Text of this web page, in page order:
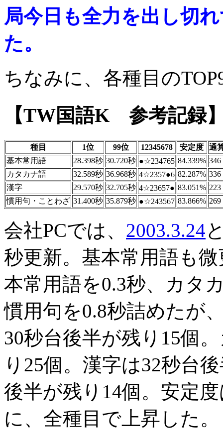
局今日も全力を出し切
た。
ちなみに、各種目の
【TW国語K 参考記録
種目 1位 99位 12345678 安定度
通
基本常用語
28.398秒 30.720秒 ●☆234765 84.339% 346
カタカナ語
32.589秒 36.968秒 4☆2357●6 82.287% 336
漢字
29.570秒 32.705秒 4☆23657● 83.051% 223
慣用句・ことわざ 31.400秒 35.879秒 ●☆243567 83.866% 269
会社PCでは、 2003.3.24
秒更新。基本常用語も
本常用語を0.3秒、カタ
慣用句を0.8秒詰めたが
30秒台後半が残り15個
り25個。漢字は32秒台
後半が残り14個。安定
に、全種目で上昇した。